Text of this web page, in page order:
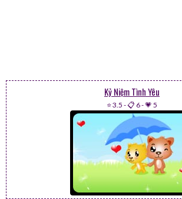
Kỷ Niệm Tình Yêu
⭐ 3.5 -📋 6-💗 5